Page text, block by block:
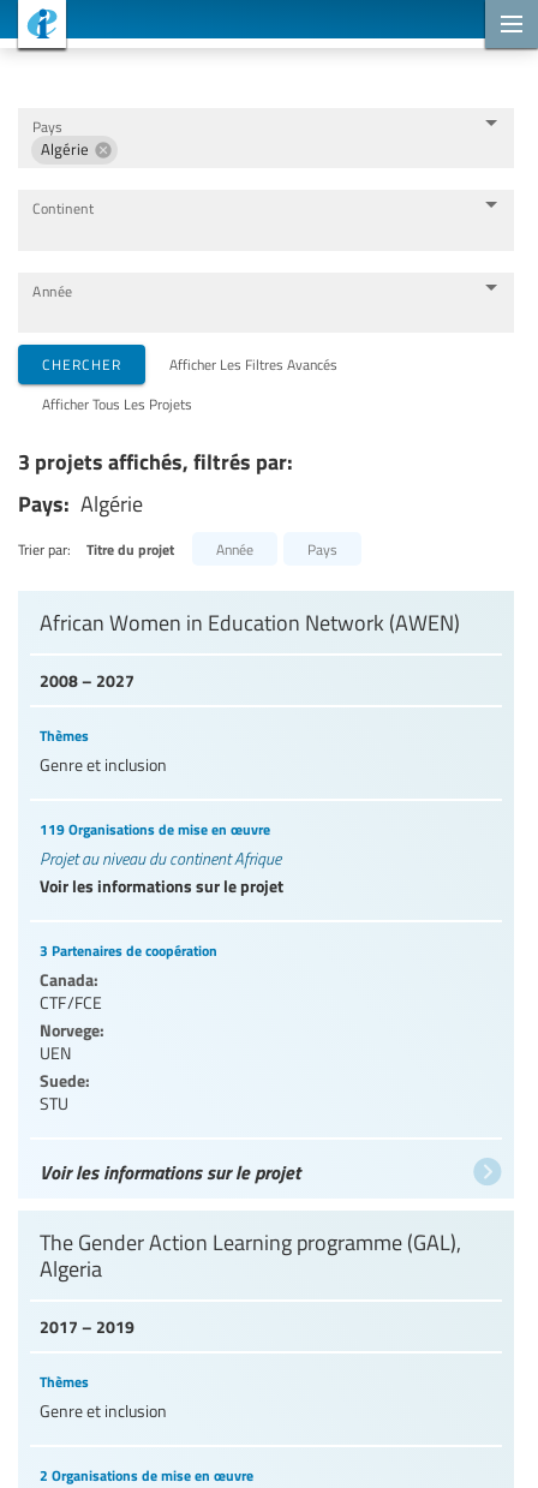
Pays
Algérie
Continent
Année
Organisations de mise en œuvre
Thèmes
CHERCHER Afficher Les Filtres Avancés
Afficher Tous Les Projets
3 projets affichés, filtrés par:
Pays: Algérie
Trier par: Titre du projet Année Pays
2008 – 2027
African Women in Education Network (AWEN)
Thèmes
Genre et inclusion
119 Organisations de mise en œuvre
Projet au niveau du continent Afrique
Voir les informations sur le projet
3 Partenaires de coopération
Canada:
CTF/FCE
Norvege:
UEN
Suede:
STU
Voir les informations sur le projet
2017 – 2019
The Gender Action Learning programme (GAL),
Algeria
Thèmes
Genre et inclusion
2 Organisations de mise en œuvre